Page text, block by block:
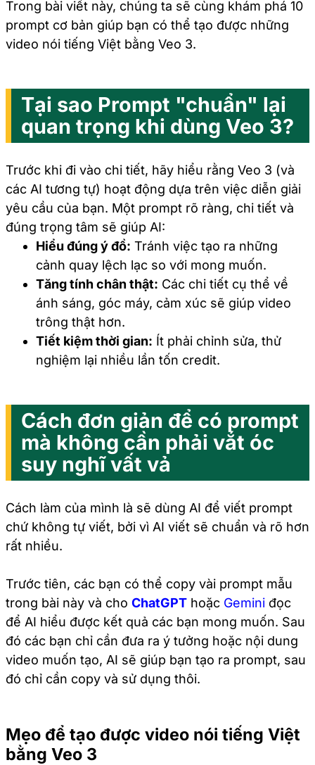
Trong bài viết này, chúng ta sẽ cùng khám phá 10
prompt cơ bản giúp bạn có thể tạo được những
video nói tiếng Việt bằng Veo 3.
Tại sao Prompt "chuẩn" lại
quan trọng khi dùng Veo 3?
Trước khi đi vào chi tiết, hãy hiểu rằng Veo 3 (và
các AI tương tự) hoạt động dựa trên việc diễn giải
yêu cầu của bạn. Một prompt rõ ràng, chi tiết và
đúng trọng tâm sẽ giúp AI:
Hiểu đúng ý đồ: Tránh việc tạo ra những
cảnh quay lệch lạc so với mong muốn.
Tăng tính chân thật: Các chi tiết cụ thể về
ánh sáng, góc máy, cảm xúc sẽ giúp video
trông thật hơn.
Tiết kiệm thời gian: Ít phải chỉnh sửa, thử
nghiệm lại nhiều lần tốn credit.
Cách đơn giản để có prompt
mà không cần phải vắt óc
suy nghĩ vất vả
Cách làm của mình là sẽ dùng AI để viết prompt
chứ không tự viết, bởi vì AI viết sẽ chuẩn và rõ hơn
rất nhiều.
Trước tiên, các bạn có thể copy vài prompt mẫu
trong bài này và cho ChatGPT hoặc Gemini đọc
để AI hiểu được kết quả các bạn mong muốn. Sau
đó các bạn chỉ cần đưa ra ý tưởng hoặc nội dung
video muốn tạo, AI sẽ giúp bạn tạo ra prompt, sau
đó chỉ cần copy và sử dụng thôi.
Mẹo để tạo được video nói tiếng Việt
bằng Veo 3